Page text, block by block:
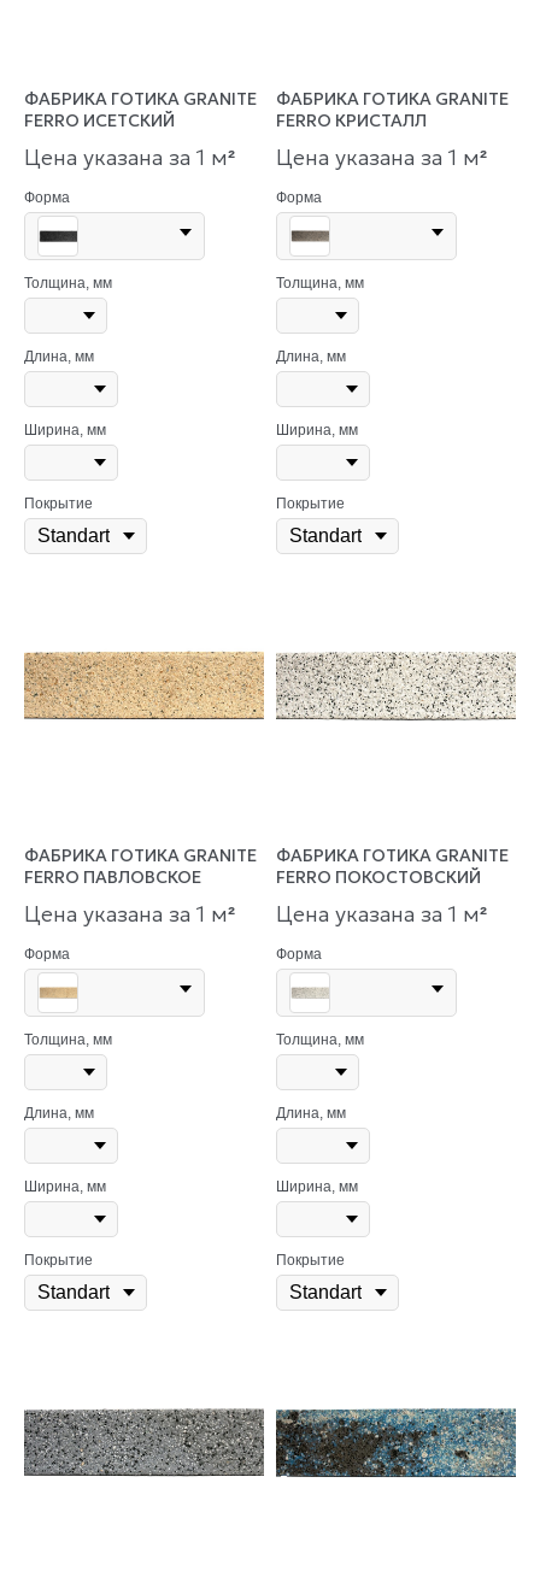
ФАБРИКА ГОТИКА GRANITE
FERRO ИСЕТСКИЙ
Цена указана за 1 м²
Форма
Толщина, мм
Длина, мм
Ширина, мм
Покрытие
ФАБРИКА ГОТИКА GRANITE
FERRO КРИСТАЛЛ
Цена указана за 1 м²
Форма
Толщина, мм
Длина, мм
Ширина, мм
Покрытие
ФАБРИКА ГОТИКА GRANITE
FERRO ПАВЛОВСКОЕ
Цена указана за 1 м²
Форма
Толщина, мм
Длина, мм
Ширина, мм
Покрытие
ФАБРИКА ГОТИКА GRANITE
FERRO ПОКОСТОВСКИЙ
Цена указана за 1 м²
Форма
Толщина, мм
Длина, мм
Ширина, мм
Покрытие